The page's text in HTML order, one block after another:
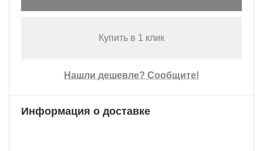
Купить в 1 клик
Нашли дешевле? Сообщите!
Информация о доставке